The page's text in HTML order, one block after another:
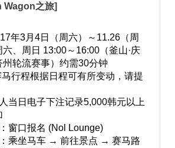
Wagon之旅]
年3月4日（周六）～11.26（周
六、周日 13:00～16:00（釜山·庆
州轮流赛事）约需30分钟
行程根据日程可有所变动，请提
当日电子下注记录5,000韩元以上
窗口报名 (Nol Lounge)
乘坐马车 → 前往景点 → 赛马路